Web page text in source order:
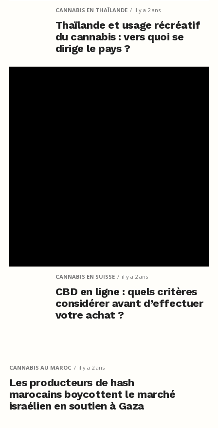
CANNABIS EN THAÏLANDE il y a 2 ans
Thaïlande et usage récréatif
du cannabis : vers quoi se
dirige le pays ?
CANNABIS EN SUISSE il y a 2 ans
CBD en ligne : quels critères
considérer avant d’effectuer
votre achat ?
CANNABIS AU MAROC il y a 2 ans
Les producteurs de hash
marocains boycottent le marché
israélien en soutien à Gaza